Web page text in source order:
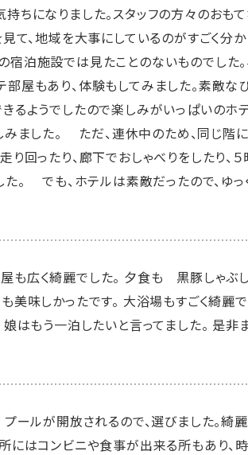
ちになりました。スタッフの方々のおも
て、地域を大事にしているのがすごく分
宿泊施設では見たことのないものでした
屋もあり、体験もしてみました。素敵な
るようでしたので楽しみがいっぱいの
みました。 ただ、連休中のため、同じ
り回ったり、廊下でおしゃべりをしたり
。 でも、ホテルは素敵だったので、ゆっ
も広く綺麗でした。 夕食も 黒豚しゃ
美味しかったです。 大浴場もすごく綺麗
はもう一泊したいと言ってました。 是非
ールが開放されるので、選びました。綺
にはコンビニや食事が出来る所もあり、